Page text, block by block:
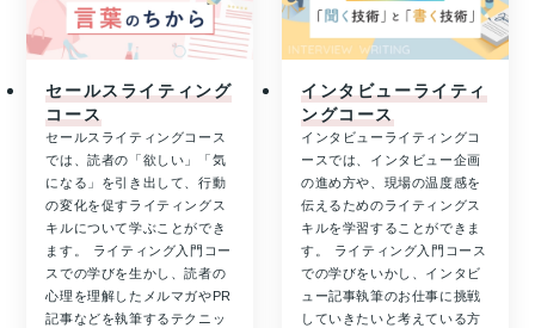
セールスライティング
コース
セールスライティングコース
では、読者の「欲しい」「気
になる」を引き出して、行動
の変化を促すライティングス
キルについて学ぶことができ
ます。 ライティング入門コー
スでの学びを生かし、読者の
心理を理解したメルマガやPR
記事などを執筆するテクニッ
インタビューライティ
ングコース
インタビューライティングコ
ースでは、インタビュー企画
の進め方や、現場の温度感を
伝えるためのライティングス
キルを学習することができま
す。 ライティング入門コース
での学びをいかし、インタビ
ュー記事執筆のお仕事に挑戦
していきたいと考えている方